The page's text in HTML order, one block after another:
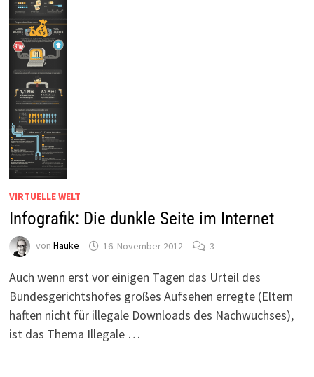
VIRTUELLE WELT
Infografik: Die dunkle Seite im Internet
von Hauke 16. November 2012 3
Auch wenn erst vor einigen Tagen das Urteil des
Bundesgerichtshofes großes Aufsehen erregte (Eltern
haften nicht für illegale Downloads des Nachwuchses),
ist das Thema Illegale …